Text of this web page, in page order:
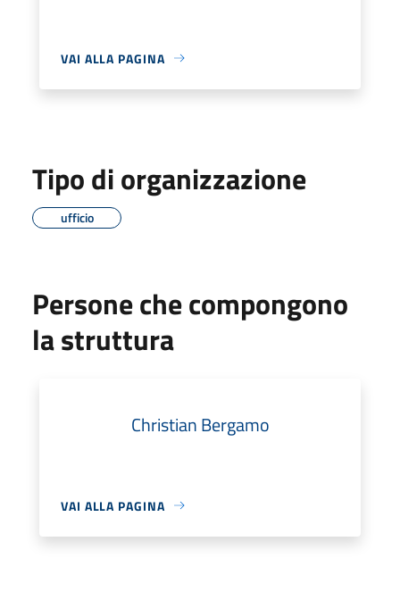
VAI ALLA PAGINA
Tipo di organizzazione
ufficio
Persone che compongono
la struttura
Christian Bergamo
VAI ALLA PAGINA